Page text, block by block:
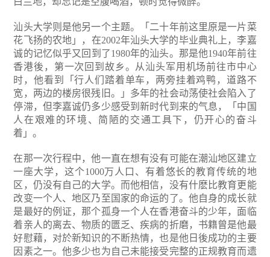
汕头大学则是他另一个主题。「二十年前这里原是一片菜
花飞扬的农地」，在2002年汕头大学的毕业典礼上，李嘉
诚的记忆似乎又回到了1980年的汕头。那是他1940年前往
香港後，第一次回到故乡。从汕头军用机场前往市中心
时，他看到「行人们踏着单车，两旁挂着鸡鸭，道路不
宽，两边的楼房很残旧。」多年的社会动荡使社会陷入了
停滞，但李嘉诚仍多少感受到新时代到来的气息，「中国
人在艰难的环境、简陋的交通工具下，仍开心的奋斗
着」。
在那一次行程中，他一直在想有没有可能在潮汕地区建立
一座大学，这个1000万人口、有着悠长的教育传统的地
区，仍没有自己的大学。而他相信，没有什麽比教育更能
改变一个人、地区乃至国家的命运的了。他自身的成长就
是最好的例证，那个孤身一个人在香港奋斗的少年，面临
着亲人的离去、物质的匮乏、疾病的折磨，书籍曾是他最
好慰藉，对於新知识的不断热情，也是他日後成功的主要
因素之一。他多少也为自己未能接受完整的正规教育而遗